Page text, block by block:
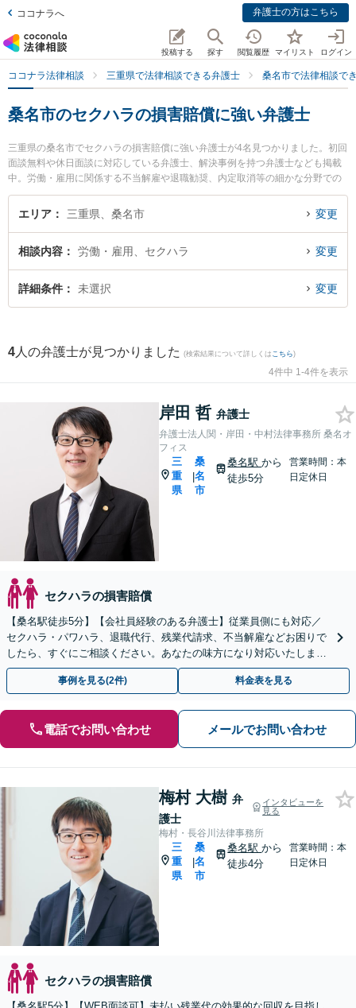
ココナラへ 弁護士の方はこちら
投稿する 探す 閲覧履歴 マイリスト ログイン
ココナラ法律相談 三重県で法律相談できる弁護士 桑名市で法律相談で
桑名市のセクハラの損害賠償に強い弁護士
三重県の桑名市でセクハラの損害賠償に強い弁護士が4名見つかりました。初回
面談無料や休日面談に対応している弁護士、解決事例を持つ弁護士なども掲載
中。労働・雇用に関係する不当解雇や退職勧奨、内定取消等の細かな分野での
絞り込み検索もでき便利です。特に弁護士法人関・岸田・中村法律事務所 桑名
オフィスの岸田 哲弁護士や梅村・長谷川法律事務所の梅村 大樹弁護士、嶋田幸
ラブルを今すぐに弁護士に相談したい』『セクハラの損害賠償のトラブル解決
の実績豊富な近くの弁護士を検索したい』『初回相談無料でセクハラの損害賠
償を法律相談できる桑名市内の弁護士に相談予約したい』などでお困りの相談
エリア 三重県、桑名市 変更
相談内容 労働・雇用、セクハラ 変更
詳細条件 未選択 変更
4 人の弁護士が見つかりました (検索結果について詳しくは こちら)
4件中 1-4件を表示
岸田 哲 弁護士
弁護士法人関・岸田・中村法律事務所 桑名オ
フィス
三
重
県
|
桑
名
市
桑名駅から
徒歩5分
営業時間：本
日定休日
セクハラの損害賠償
【桑名駅徒歩5分】【会社員経験のある弁護士】従業員側にも対応／
セクハラ・パワハラ、退職代行、残業代請求、不当解雇などお困りで
したら、すぐにご相談ください。あなたの味方になり対応いたしま
す。手遅れになる前に、ご連絡ください。
事例を見る(2件) 料金表を見る
電話でお問い合わせ メールでお問い合わせ
梅村 大樹 弁
護士
インタビューを
見る
梅村・長谷川法律事務所
三
重
県
|
桑
名
市
桑名駅から
徒歩4分
営業時間：本
日定休日
セクハラの損害賠償